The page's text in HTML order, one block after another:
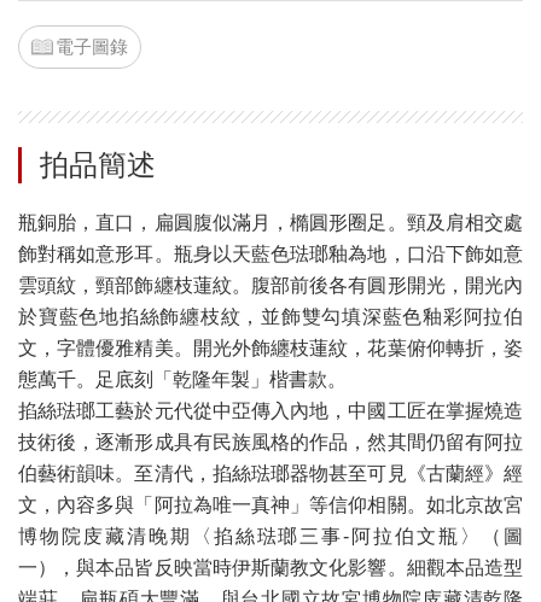
電子圖錄
拍品簡述
瓶銅胎，直口，扁圓腹似滿月，橢圓形圈足。頸及肩相交處
飾對稱如意形耳。瓶身以天藍色琺瑯釉為地，口沿下飾如意
雲頭紋，頸部飾纏枝蓮紋。腹部前後各有圓形開光，開光內
於寶藍色地掐絲飾纏枝紋，並飾雙勾填深藍色釉彩阿拉伯
文，字體優雅精美。開光外飾纏枝蓮紋，花葉俯仰轉折，姿
態萬千。足底刻「乾隆年製」楷書款。
掐絲琺瑯工藝於元代從中亞傳入內地，中國工匠在掌握燒造
技術後，逐漸形成具有民族風格的作品，然其間仍留有阿拉
伯藝術韻味。至清代，掐絲琺瑯器物甚至可見《古蘭經》經
文，內容多與「阿拉為唯一真神」等信仰相關。如北京故宮
博物院庋藏清晚期〈掐絲琺瑯三事-阿拉伯文瓶〉（圖
一），與本品皆反映當時伊斯蘭教文化影響。細觀本品造型